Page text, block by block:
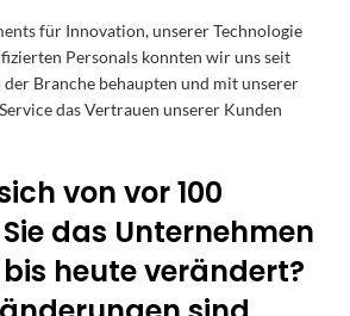
für Innovation, unserer Technologie
Personals konnten wir uns seit
der Branche behaupten und mit unserer
das Vertrauen unserer Kunden
von vor 100
das Unternehmen
heute verändert?